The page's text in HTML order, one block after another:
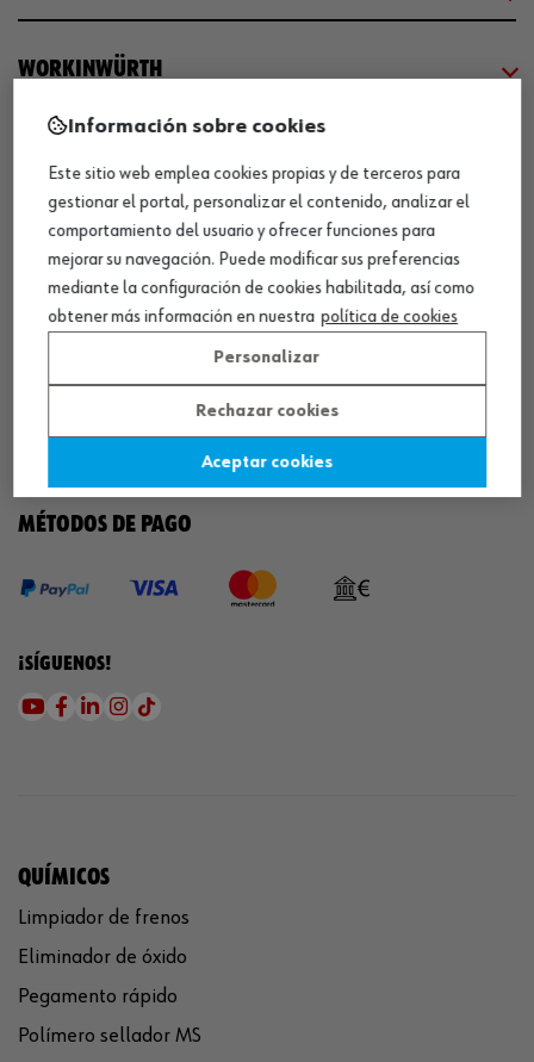
WORKINWÜRTH
¡WÜRTH EMPRESA SOLIDARIA!
¡DESCARGA NUESTRA APP!
MÉTODOS DE PAGO
¡SÍGUENOS!
QUÍMICOS
Limpiador de frenos
Eliminador de óxido
Pegamento rápido
Polímero sellador MS
Información sobre cookies
Este sitio web emplea cookies propias y de terceros para
gestionar el portal, personalizar el contenido, analizar el
comportamiento del usuario y ofrecer funciones para
mejorar su navegación. Puede modificar sus preferencias
mediante la configuración de cookies habilitada, así como
obtener más información en nuestra política de cookies
Personalizar
Rechazar cookies
Aceptar cookies